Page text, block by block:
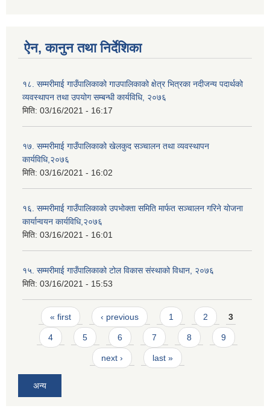
ऐन, कानुन तथा निर्देशिका
१८. सम्मरीमाई गाउँपालिकाको गाउपालिकाको क्षेत्र भित्रका नदीजन्य पदार्थको
व्यवस्थापन तथा उपयोग सम्बन्धी कार्यविधि, २०७६
मिति: 03/16/2021 - 16:17
१७. सम्मरीमाई गाउँपालिकाको खेलकुद सञ्चालन तथा व्यवस्थापन
कार्यविधि,२०७६
मिति: 03/16/2021 - 16:02
१६. सम्मरीमाई गाउँपालिकाको उपभोक्ता समिति मार्फत सञ्चालन गरिने योजना
कार्यान्वयन कार्यविधि,२०७६
मिति: 03/16/2021 - 16:01
१५. सम्मरीमाई गाउँपालिकाको टोल विकास संस्थाको विधान, २०७६
मिति: 03/16/2021 - 15:53
Pages
« first ‹ previous 1 2 3
4 5 6 7 8 9
next › last »
अन्य